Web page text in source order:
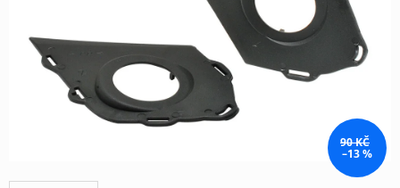
90 KČ
–13 %